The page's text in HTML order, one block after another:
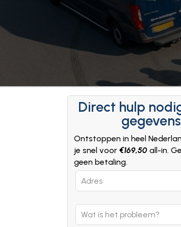
Direct hulp
Ontstoppen in heel
je snel voor €169,50 all-in.
geen betaling.
Leave
this
blank